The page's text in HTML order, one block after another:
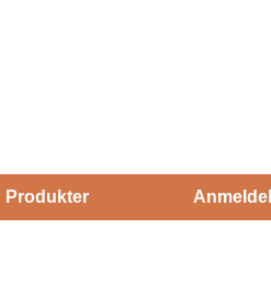
Produkter